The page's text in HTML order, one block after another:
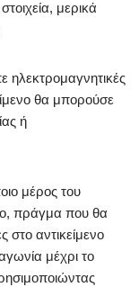
μερικά
ηλεκτρομαγνητικές
θα μπορούσε
ή
μέρος του
πράγμα που θα
αντικείμενο
μέχρι το